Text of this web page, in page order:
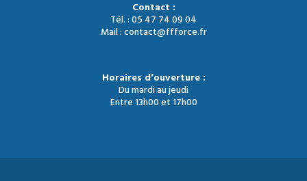
Contact :
Tél. : 05 47 74 09 04
Mail : contact@ffforce.fr
Horaires d’ouverture :
Du mardi au jeudi
Entre 13h00 et 17h00